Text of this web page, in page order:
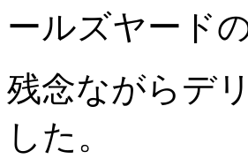
ールズヤード
残念ながらデ
した。